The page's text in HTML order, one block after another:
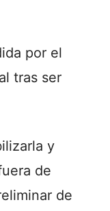
por el
tras ser
y
de
de